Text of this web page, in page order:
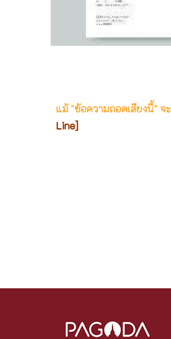
แม้ "ข้อความถอดเสียงนี้"
Line]